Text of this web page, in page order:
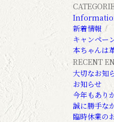
新着情報
キャンペー
本ちゃんは
RECENT
大切なお知
お知らせ
今年もあり
誠に勝手な
臨時休業の